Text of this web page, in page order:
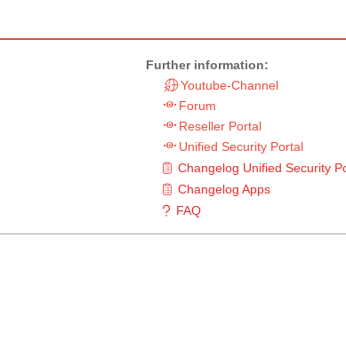
Further information:
Youtube-Channel
Forum
Reseller Portal
Unified Security Portal
Changelog Unified Security
Changelog Apps
FAQ